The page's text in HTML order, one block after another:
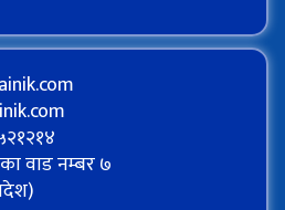
वाड नम्बर ७